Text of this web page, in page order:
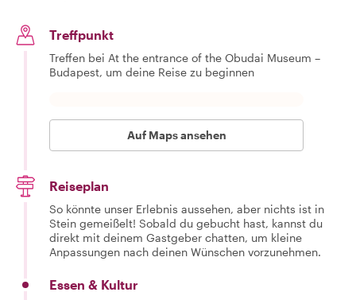
Treffpunkt
Treffen bei At the entrance of the Obudai Museum –
Budapest, um deine Reise zu beginnen
Auf Maps ansehen
Reiseplan
So könnte unser Erlebnis aussehen, aber nichts ist in
Stein gemeißelt! Sobald du gebucht hast, kannst du
direkt mit deinem Gastgeber chatten, um kleine
Anpassungen nach deinen Wünschen vorzunehmen.
Essen & Kultur